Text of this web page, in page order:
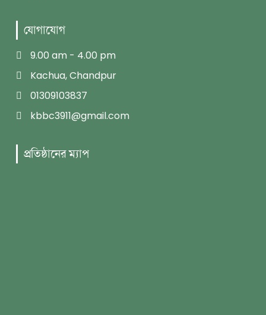
যোগাযোগ
9.00 am - 4.00 pm
Kachua, Chandpur
01309103837
kbbc3911@gmail.com
প্রতিষ্ঠানের ম্যাপ